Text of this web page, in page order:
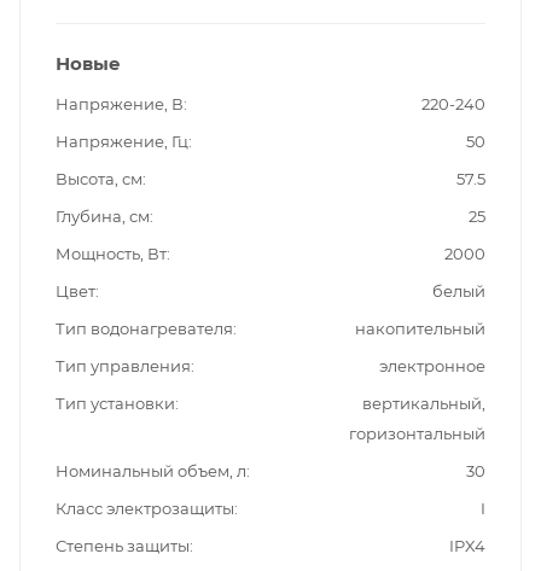
Новые
Напряжение, В
220-240
Напряжение, Гц
50
Высота, см
57.5
Глубина, см
25
Мощность, Вт
2000
Цвет
белый
Тип водонагревателя
накопительный
Тип управления
электронное
Тип установки
вертикальный,
горизонтальный
Номинальный объем, л
30
Класс электрозащиты
I
Степень защиты
IPX4